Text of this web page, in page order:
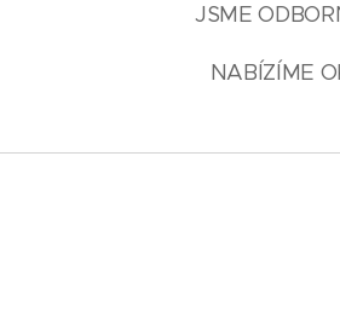
JSME
NABÍZÍME